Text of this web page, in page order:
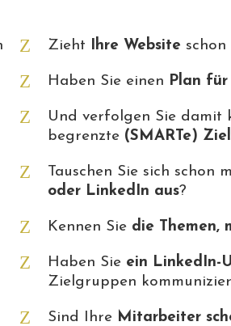
Zieht Ihre Website schon
Haben Sie einen Plan
Und verfolgen Sie damit
begrenzte (SMARTe)
Tauschen Sie sich schon
oder LinkedIn aus?
Kennen Sie die Themen,
Haben Sie ein LinkedIn-
Zielgruppen
Sind Ihre Mitarbeiter